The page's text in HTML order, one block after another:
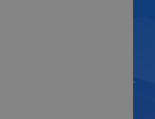
từ Hà Nội đi Sapa cùng